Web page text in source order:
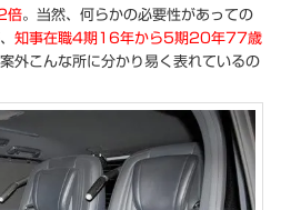
倍。当然、何らかの必要性があっての
知事在職4期16年から5期20年77歳
外こんな所に分かり易く表れているの